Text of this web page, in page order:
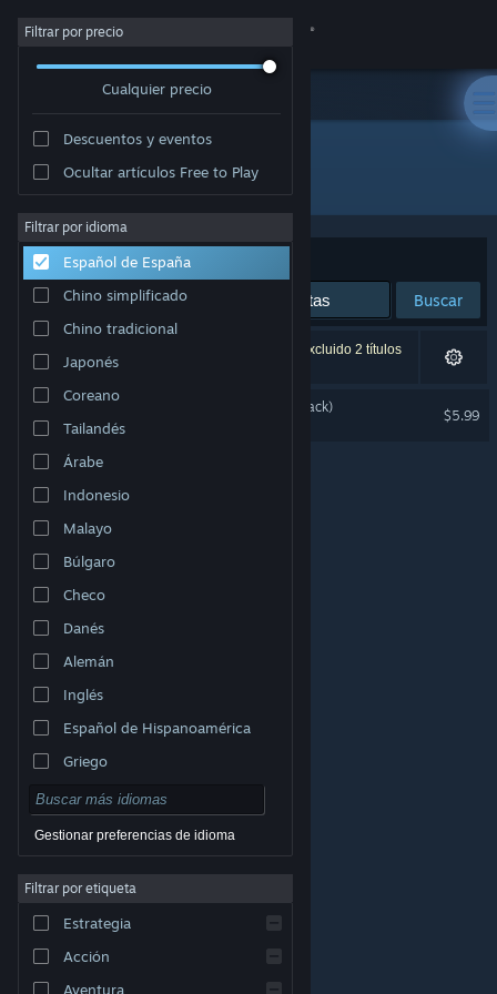
Iniciar sesión
Acerca de
Soporte
Cambiar idioma
Descargar Steam Mobile
Ver versión clásica
© Valve Corporation. Todos los derechos reservados.
respectivos dueños en EE. UU. y otros países.
Acuerdo de Suscriptor a Steam
Cookies
Filtrar por precio
Cualquier precio
Descuentos y eventos
Ocultar artículos Free to Play
Filtrar por idioma
Español de España
Chino simplificado
Chino tradicional
Japonés
Coreano
Tailandés
Árabe
Indonesio
Malayo
Búlgaro
Checo
Danés
Alemán
Inglés
Español de Hispanoamérica
Griego
Gestionar preferencias de idioma
Filtrar por etiqueta
Estrategia
Acción
Aventura
Editor: Nyamakop
Ordenar por Relevancia
Buscar
1 resultado coincide con la búsqueda. Se han excluido 2 títulos
basándose en tus preferencias.
Relooted (Original Soundtrack)
$5.99